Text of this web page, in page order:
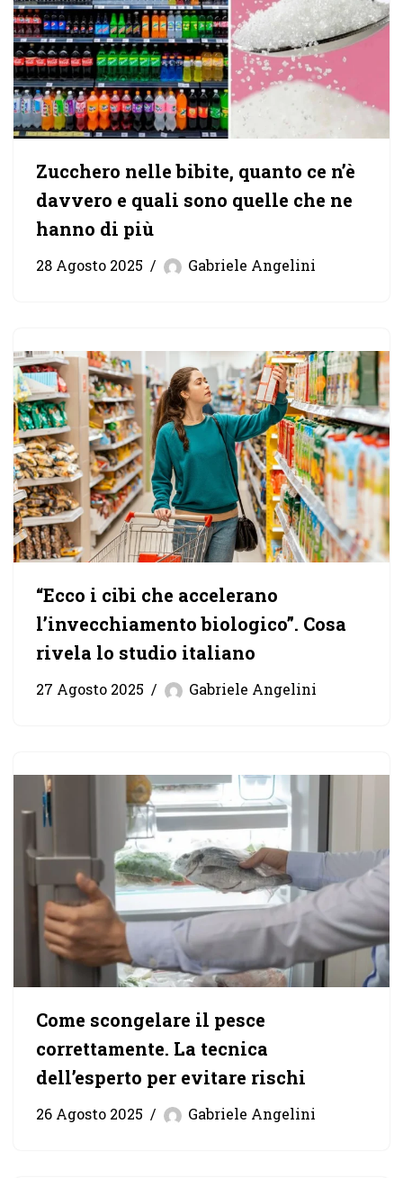
Zucchero nelle bibite, quanto ce n’è
davvero e quali sono quelle che ne
hanno di più
28 Agosto 2025 Gabriele Angelini
“Ecco i cibi che accelerano
l’invecchiamento biologico”. Cosa
rivela lo studio italiano
27 Agosto 2025 Gabriele Angelini
Come scongelare il pesce
correttamente. La tecnica
dell’esperto per evitare rischi
26 Agosto 2025 Gabriele Angelini